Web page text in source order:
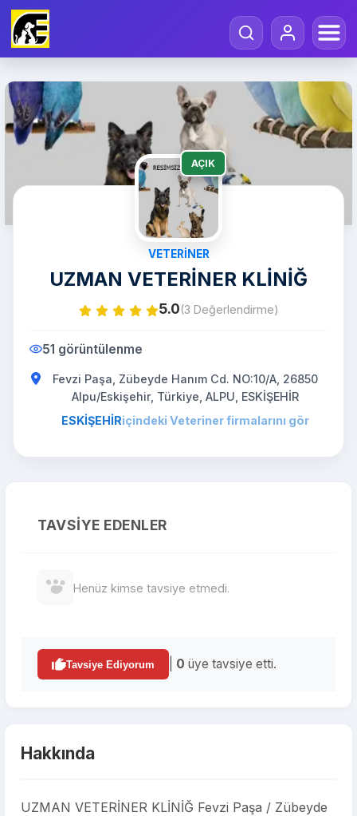
AÇIK
VETERINER
UZMAN VETERİNER KLİNİĞ
5.0(3 Değerlendirme)
51 görüntülenme
Fevzi Paşa, Zübeyde Hanım Cd. NO:10/A, 26850
Alpu/Eskişehir, Türkiye, ALPU, ESKİŞEHİR
ESKİŞEHİRiçindeki Veteriner firmalarını gör
TAVSIYE EDENLER
Henüz kimse tavsiye etmedi.
Tavsiye Ediyorum 0 üye tavsiye etti.
Hakkında
UZMAN VETERİNER KLİNİĞ Fevzi Paşa / Zübeyde